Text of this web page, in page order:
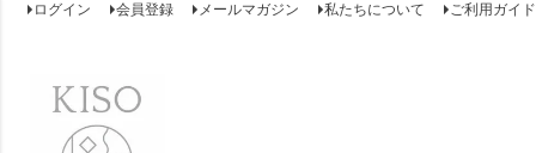
ログイン 会員登録 メールマガジン 私たちについて ご利用ガイド